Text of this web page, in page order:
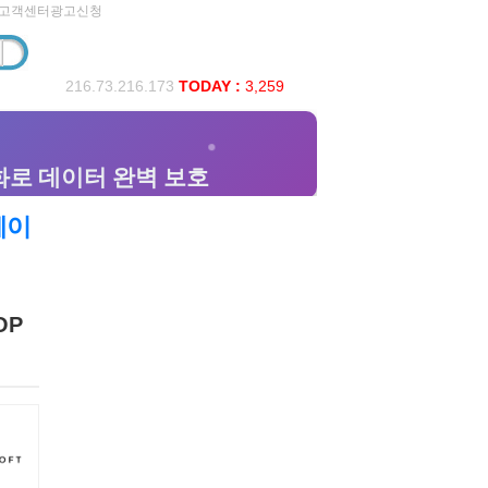
고객센터 광고신청
216.73.216.173 TODAY : 3,259